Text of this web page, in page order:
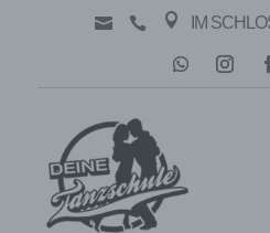
   IM